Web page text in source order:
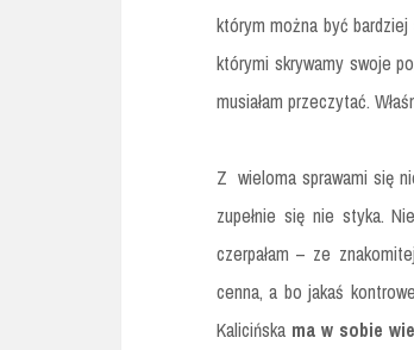
którym można być
którymi skrywamy swoje
musiałam przeczytać.
Z wieloma sprawami się
zupełnie się nie styka.
czerpałam – ze
cenna, a bo jakaś
Kalicińska ma w sobie